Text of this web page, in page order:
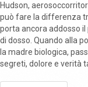
Hudson,
può fare la differenza
porta ancora addosso
di dosso. Quando alla
la madre biologica,
segreti, dolore e verità